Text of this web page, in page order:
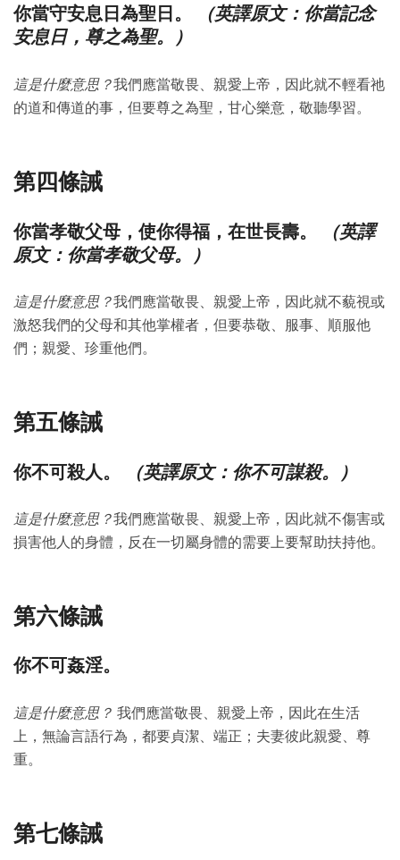
你當守安息日為聖日。
（英譯原文：你當記念
安息日，尊之為聖。）
這是什麼意思？我們應當敬畏、親愛上帝，因此就不輕看祂
的道和傳道的事，但要尊之為聖，甘心樂意，敬聽學習。
第四條誡
你當孝敬父母，使你得福，在世長壽。
（英譯
原文：你當孝敬父母。）
這是什麼意思？我們應當敬畏、親愛上帝，因此就不藐視或
激怒我們的父母和其他掌權者，但要恭敬、服事、順服他
們；親愛、珍重他們。
第五條誡
你不可殺人。 （英譯原文：你不可謀殺。）
這是什麼意思？我們應當敬畏、親愛上帝，因此就不傷害或
損害他人的身體，反在一切屬身體的需要上要幫助扶持他。
第六條誡
你不可姦淫。
這是什麼意思？ 我們應當敬畏、親愛上帝，因此在生活
上，無論言語行為，都要貞潔、端正；夫妻彼此親愛、尊
重。
第七條誡